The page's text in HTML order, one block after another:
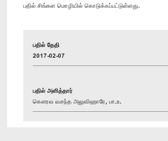
பதில் சிங்கள மொழியில் கொடுக்கப்பட்டுள்ளது.
பதில் தேதி
2017-02-07
பதில் அளித்தார்
கௌரவ வசந்த அலுவிஹாரே, பா.உ.